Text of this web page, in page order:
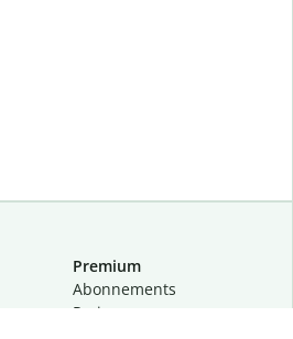
Premium
Abon­ne­ments
Preise